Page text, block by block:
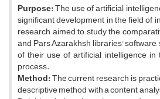
Purpose:The use of artificial
significant development in the field of
research aimed to study the
and Pars Azarakhsh libraries'
of their use of artificial intelligence
process.
Method:The current research is
descriptive method with a content